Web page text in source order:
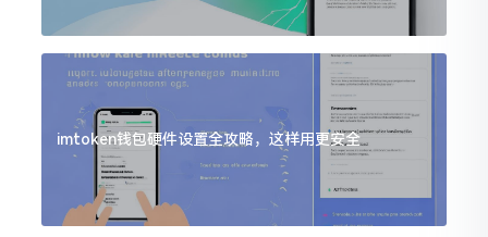
imtoken钱包硬件设置全攻略，这样用更安全